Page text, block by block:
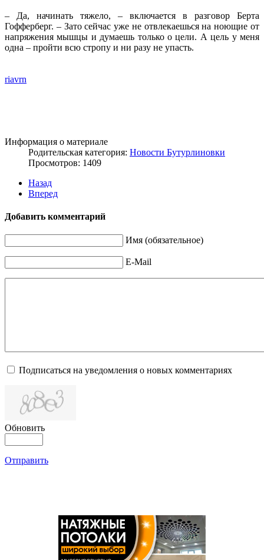
– Да, начинать тяжело, – включается в разговор Берта
Гофферберг. – Зато сейчас уже не отвлекаешься на ноющие от
напряжения мышцы и думаешь только о цели. А цель у меня
одна – пройти всю стропу и ни разу не упасть.
riavrn
Информация о материале
Родительская категория: Новости Бутурлиновки
Просмотров: 1409
Назад
Вперед
Добавить комментарий
Имя (обязательное)
E-Mail
Подписаться на уведомления о новых комментариях
Обновить
Отправить